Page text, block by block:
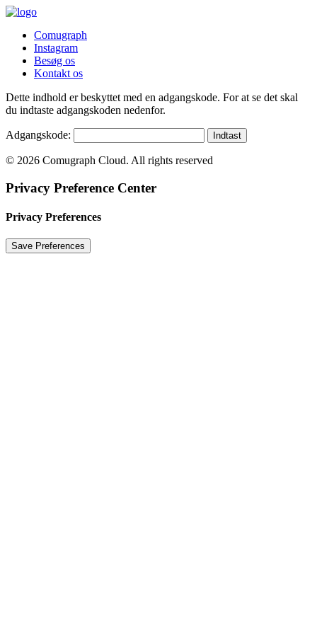
Comugraph
Instagram
Besøg os
Kontakt os
Dette indhold er beskyttet med en adgangskode. For at se det skal
du indtaste adgangskoden nedenfor.
Adgangskode:
© 2026 Comugraph Cloud. All rights reserved
Privacy Preference Center
Privacy Preferences